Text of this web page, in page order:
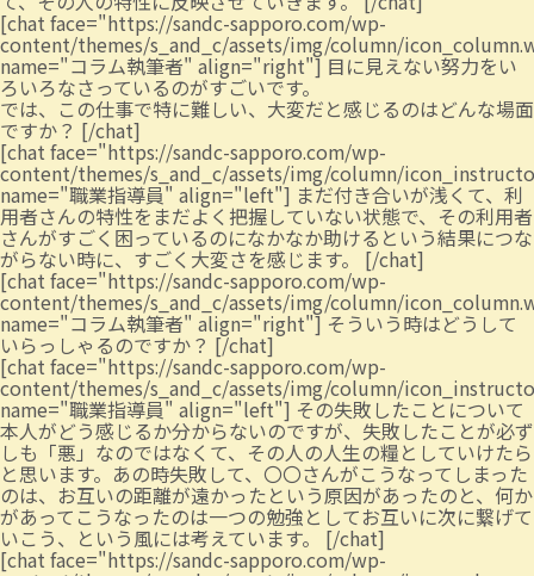
[chat face="https://sandc-sapporo.com/wp-
content/themes/s_and_c/assets/img/column/
name="コラム執筆者" align="right"] 目に見えない努力をい
ろいろなさっているのがすごいです。
では、この仕事で特に難しい、大変だと感じるのはどんな場面
ですか？ [/chat]
[chat face="https://sandc-sapporo.com/wp-
content/themes/s_and_c/assets/img/column/
name="職業指導員" align="left"] まだ付き合いが浅くて、利
用者さんの特性をまだよく把握していない状態で、その利用者
さんがすごく困っているのになかなか助けるという結果につな
がらない時に、すごく大変さを感じます。 [/chat]
[chat face="https://sandc-sapporo.com/wp-
content/themes/s_and_c/assets/img/column/
name="コラム執筆者" align="right"] そういう時はどうして
いらっしゃるのですか？ [/chat]
[chat face="https://sandc-sapporo.com/wp-
content/themes/s_and_c/assets/img/column/
name="職業指導員" align="left"] その失敗したことについて
本人がどう感じるか分からないのですが、失敗したことが必ず
しも「悪」なのではなくて、その人の人生の糧としていけたら
と思います。あの時失敗して、〇〇さんがこうなってしまった
のは、お互いの距離が遠かったという原因があったのと、何か
があってこうなったのは一つの勉強としてお互いに次に繋げて
いこう、という風には考えています。 [/chat]
[chat face="https://sandc-sapporo.com/wp-